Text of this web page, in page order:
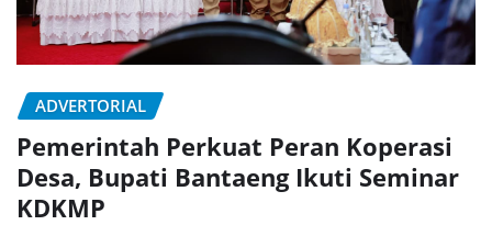
ADVERTORIAL
Pemerintah Perkuat Peran Koperasi
Desa, Bupati Bantaeng Ikuti Seminar
KDKMP